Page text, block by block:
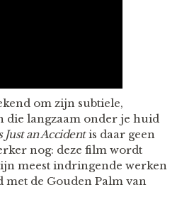
om zijn subtiele,
die langzaam onder je huid
Just an Accidentis daar geen
nog: deze film wordt
meest indringende werken
de Gouden Palm van